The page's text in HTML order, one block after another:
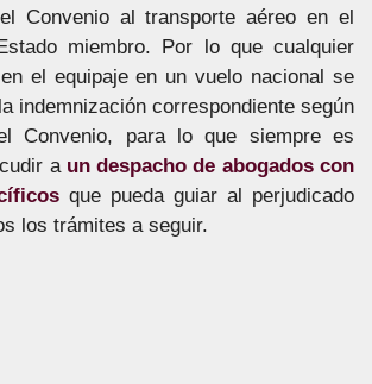
Convenio al transporte aéreo en el
miembro. Por lo que cualquier
el equipaje en un vuelo nacional se
indemnización correspondiente según
Convenio, para lo que siempre es
a un despacho de abogados con
que pueda guiar al perjudicado
los trámites a seguir.